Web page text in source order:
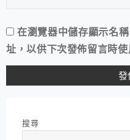
在瀏覽器中儲存顯示名
址，以供下次發佈留言時使
搜尋